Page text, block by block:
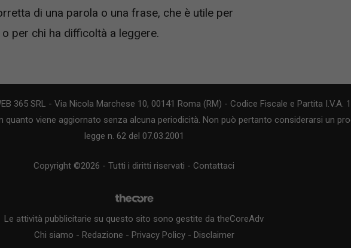
di una parola o una frase, che è utile per
per chi ha difficoltà a leggere.
365 SRL - Via Nicola Marchese 10, 00141 Roma (RM) - Codice Fiscale e Partita I.V.A.
viene aggiornato senza alcuna periodicità. Non può pertanto considerarsi un
legge n. 62 del 07.03.2001
Copyright ©2026 - Tutti i diritti riservati - Contattaci
Le attività pubblicitarie su questo sito sono gestite da theCoreAdv
Chi siamo - Redazione - Privacy Policy- Disclaimer